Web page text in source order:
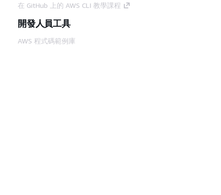
在 GitHub 上的 AWS CLI 教學課程
開發人員工具
AWS 程式碼範例庫